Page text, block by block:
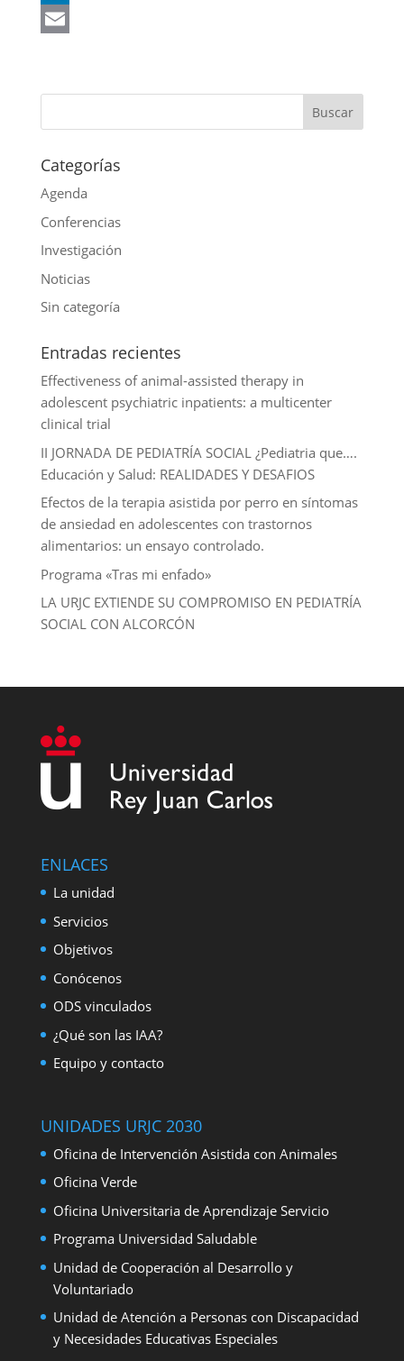
p
c
o
k
w
e
r
L
e
d
I
n
i
lCategorías
Agenda
Conferencias
Investigación
Noticias
Sin categoría
Entradas recientes
Effectiveness of animal-assisted therapy in
adolescent psychiatric inpatients: a multicenter
clinical trial
II JORNADA DE PEDIATRÍA SOCIAL ¿Pediatria que….
Educación y Salud: REALIDADES Y DESAFIOS
Efectos de la terapia asistida por perro en síntomas
de ansiedad en adolescentes con trastornos
alimentarios: un ensayo controlado.
Programa «Tras mi enfado»
LA URJC EXTIENDE SU COMPROMISO EN PEDIATRÍA
SOCIAL CON ALCORCÓN
ENLACES
La unidad
Servicios
Objetivos
Conócenos
ODS vinculados
¿Qué son las IAA?
Equipo y contacto
UNIDADES URJC 2030
Oficina de Intervención Asistida con Animales
Oficina Verde
Oficina Universitaria de Aprendizaje Servicio
Programa Universidad Saludable
Unidad de Cooperación al Desarrollo y
Voluntariado
Unidad de Atención a Personas con Discapacidad
y Necesidades Educativas Especiales